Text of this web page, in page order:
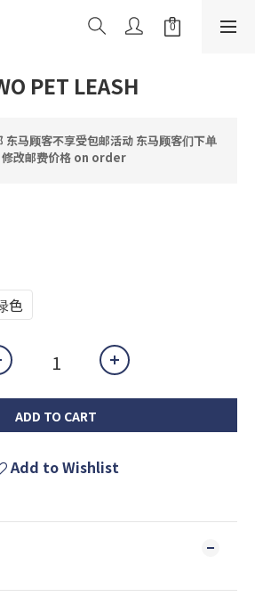
PET LEASH
东马顾客不享受包邮活动 东马顾客们下单
修改邮费价格 on order
色
ADD TO CART
Add to Wishlist